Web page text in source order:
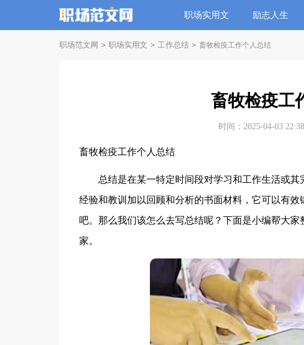
职场实用文 励志人生
职场范文网 > 职场实用文 > 工作总结 > 畜牧检疫工作个人总结
畜牧检疫工
时间：2025-04-03
畜牧检疫工作个人总结
总结是在某一特定时间段对学习和工作生活或其
经验和教训加以回顾和分析的书面材料，它可以有
吧。那么我们该怎么去写总结呢？下面是小编帮大
家。